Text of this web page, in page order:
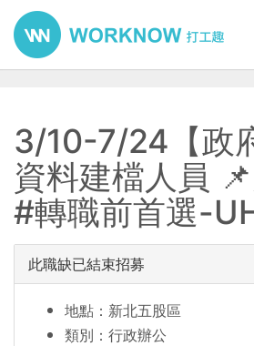
3/10-7/24【政
資料建檔人員
#轉職前首選-
此職缺已結束招募
地點：新北五股區
類別：行政辦公